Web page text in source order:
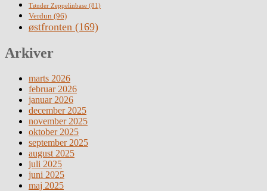
Tønder Zeppelinbase (81)
Verdun (96)
østfronten (169)
Arkiver
marts 2026
februar 2026
januar 2026
december 2025
november 2025
oktober 2025
september 2025
august 2025
juli 2025
juni 2025
maj 2025